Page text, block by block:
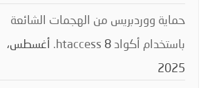
حماية ووردبريس من الهجمات الشائعة
باستخدام أكواد ‎.htaccess
8 أغسطس،
2025